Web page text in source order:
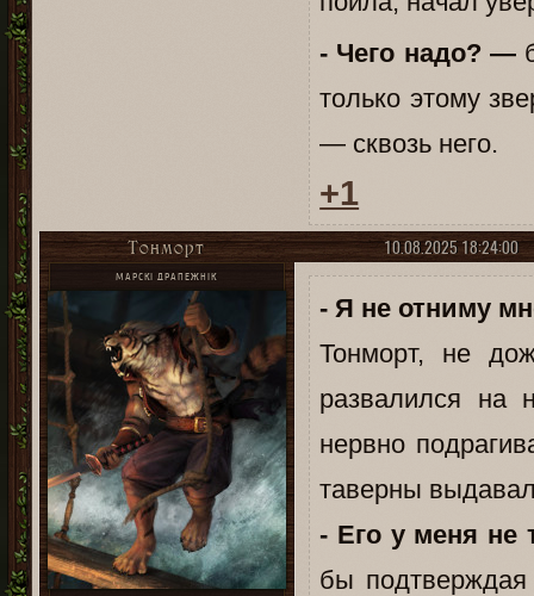
- Чего надо? —
только этому
— сквозь него.
+1
10.08.2025 18:24:00
Тонморт
МАРСКІ ДРАПЕЖНІК
- Я не отниму
Тонморт, не
развалился на
нервно
таверны
- Его у меня не
бы